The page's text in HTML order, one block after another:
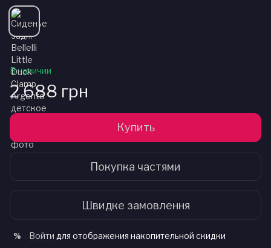
В наличии
2 688 грн
Купить
Покупка частями
Швидке замовлення
% Войти для отображения накопительной скидки